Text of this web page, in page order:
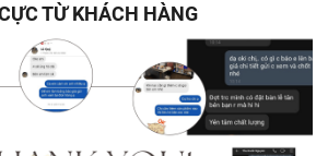
TỪ KHÁCH HÀNG